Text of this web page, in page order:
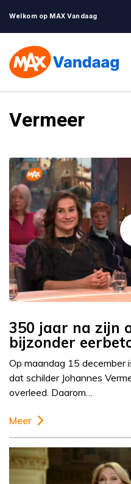
Welkom op MAX Vandaag
Vermeer
350 jaar na zijn
bijzonder
Op maandag 15 december
dat schilder Johannes
overleed. Daarom…
Meer